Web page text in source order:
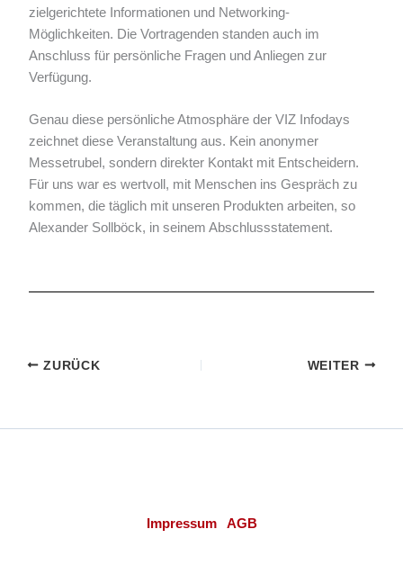
zielgerichtete Informationen und Networking-
Möglichkeiten. Die Vortragenden standen auch im
Anschluss für persönliche Fragen und Anliegen zur
Verfügung.
Genau diese persönliche Atmosphäre der VIZ Infodays
zeichnet diese Veranstaltung aus. Kein anonymer
Messetrubel, sondern direkter Kontakt mit Entscheidern.
Für uns war es wertvoll, mit Menschen ins Gespräch zu
kommen, die täglich mit unseren Produkten arbeiten, so
Alexander Sollböck, in seinem Abschlussstatement.
ZURÜCK WEITER
Impressum
AGB